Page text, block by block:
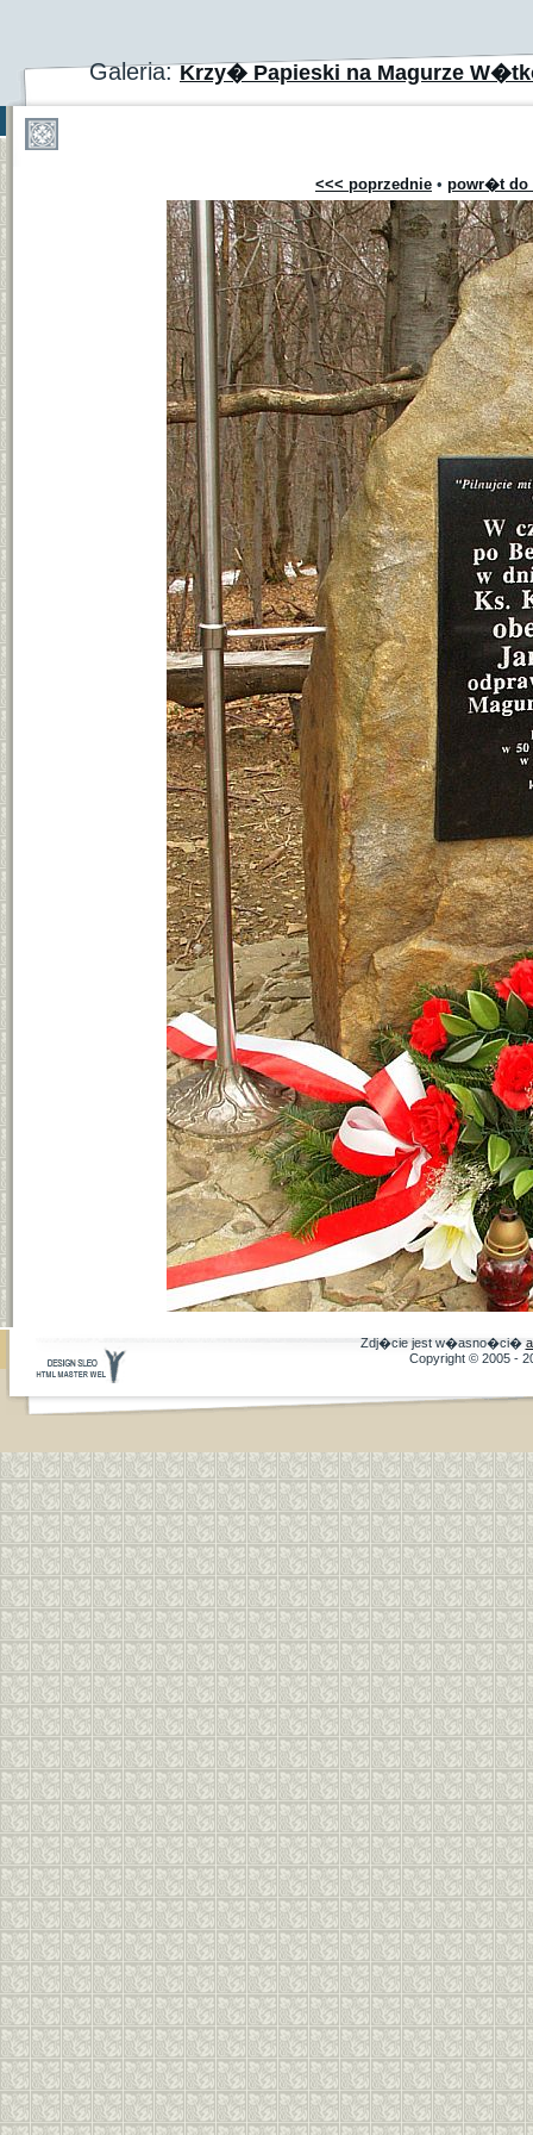
Galeria:Krzy� Papieski na Magurze
<<< poprzednie • powr�t do
Zdj�cie jest w�asno�ci�
Copyright © 2005 -